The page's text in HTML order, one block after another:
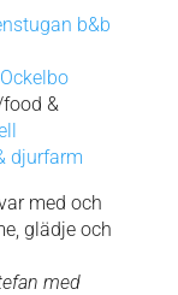
b&b
&
djurfarm
med och
glädje och
med